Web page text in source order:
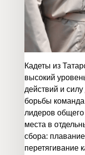
Кадеты из
высокий
действий и
борьбы
лидеров
места в
сбора:
перетягивание